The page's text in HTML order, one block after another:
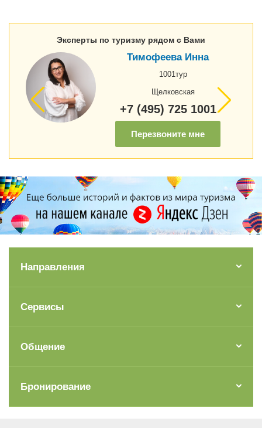
Эксперты по туризму рядом с Вами
Тимофеева Инна
1001тур
Щелковская
+7 (495) 725 1001
Перезвоните мне
Направления
Сервисы
Общение
Бронирование